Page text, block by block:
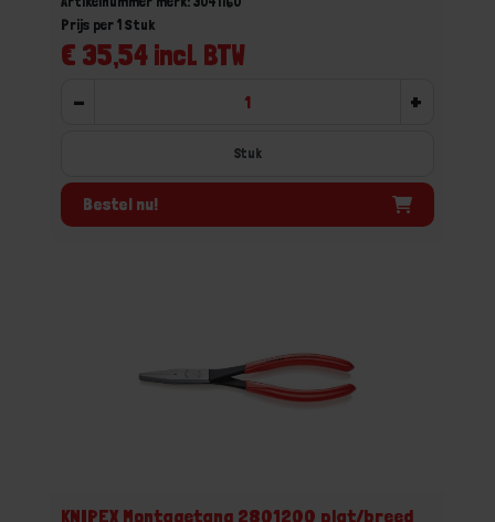
€ 35,54 incl. BTW
Prijs per 1 Stuk
- +
Stuk
Bestel nu!
KNIPEX Montagetang 2801200 plat/breed